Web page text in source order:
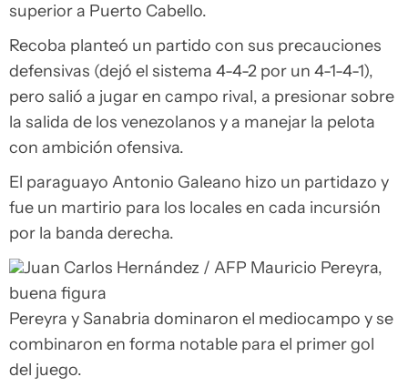
superior a Puerto Cabello.
Recoba planteó un partido con sus precauciones
defensivas (dejó el sistema 4-4-2 por un 4-1-4-1),
pero salió a jugar en campo rival, a presionar sobre
la salida de los venezolanos y a manejar la pelota
con ambición ofensiva.
El paraguayo Antonio Galeano hizo un partidazo y
fue un martirio para los locales en cada incursión
por la banda derecha.
Juan Carlos Hernández / AFP Mauricio Pereyra,
buena figura
Pereyra y Sanabria dominaron el mediocampo y se
combinaron en forma notable para el primer gol
del juego.